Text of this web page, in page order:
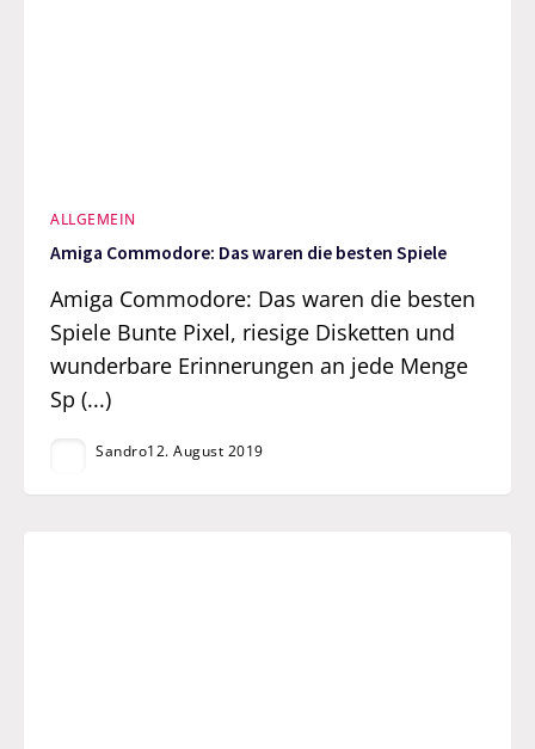
ALLGEMEIN
Amiga Commodore: Das waren die besten Spiele
Amiga Commodore: Das waren die besten
Spiele Bunte Pixel, riesige Disketten und
wunderbare Erinnerungen an jede Menge
Sp (...)
Sandro12. August 2019